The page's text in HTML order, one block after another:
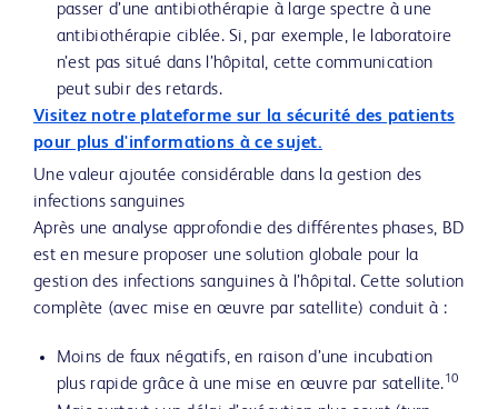
passer d’une antibiothérapie à large spectre à une
antibiothérapie ciblée. Si, par exemple, le laboratoire
n’est pas situé dans l’hôpital, cette communication
peut subir des retards.
Visitez notre plateforme sur la sécurité des patients
pour plus d'informations à ce sujet.
Une valeur ajoutée considérable dans la gestion des
infections sanguines
Après une analyse approfondie des différentes phases, BD
est en mesure proposer une solution globale pour la
gestion des infections sanguines à l’hôpital. Cette solution
complète (avec mise en œuvre par satellite) conduit à :
Moins de faux négatifs, en raison d’une incubation
plus rapide grâce à une mise en œuvre par satellite.10